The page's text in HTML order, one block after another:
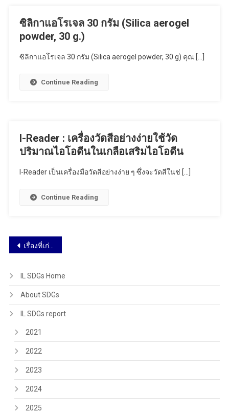
ซิลิกาแอโรเจล 30 กรัม (Silica aerogel
powder, 30 g.)
ซิลิกาแอโรเจล 30 กรัม (Silica aerogel powder, 30 g) คุณ […]
Continue Reading
I-Reader : เครื่องวัดสีอย่างง่ายใช้วัด
ปริมาณไอโอดีนในเกลือเสริมไอโอดีน
I-Reader เป็นเครื่องมือวัดสีอย่างง่าย ๆ ซึ่งจะวัดสีในช่ […]
Continue Reading
เรื่องที่เก่ากว่า
IL SDGs Home
About SDGs
IL SDGs report
2021
2022
2023
2024
2025